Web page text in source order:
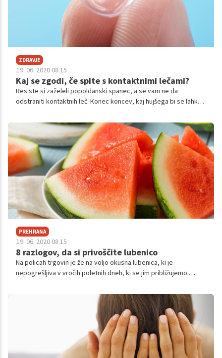
ZDRAVJE
19. 06. 2020 08.15
Kaj se zgodi, če spite s kontaktnimi lečami?
Res ste si zaželeli popoldanski spanec, a se vam ne da
odstraniti kontaktnih leč. Konec koncev, kaj hujšega bi se lahko
razkrila, kaj se zgodi, če spite s kontaktnimi lečami.
PREHRANA
19. 06. 2020 08.15
8 razlogov, da si privoščite lubenico
Na policah trgovin je že na voljo okusna lubenica, ki je
nepogrešljiva v vročih poletnih dneh, ki se jim približujemo.
hidracijo telesa. Ne le to, skrbi tudi za lepo kožo in dobro